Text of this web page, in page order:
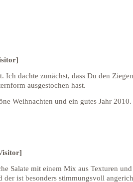
Ich dachte zunächst, dass Du den
ausgestochen hast.
Weihnachten und ein gutes Jahr 2010.
Salate mit einem Mix aus Texturen und
der ist besonders stimmungsvoll